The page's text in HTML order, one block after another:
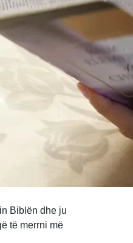
Biblën dhe ju
të merrni më